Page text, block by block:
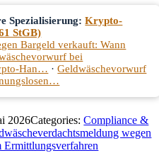
Spezialisierung: Krypto-
StGB)
Bargeld verkauft: Wann
bei
Han… ·Geldwäschevorwurf
2026Categories:Compliance &
wegen